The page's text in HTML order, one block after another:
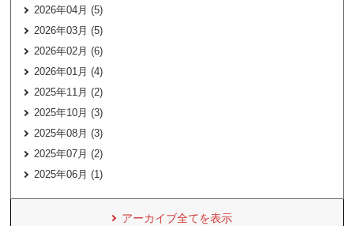
2026年04月 (5)
2026年03月 (5)
2026年02月 (6)
2026年01月 (4)
2025年11月 (2)
2025年10月 (3)
2025年08月 (3)
2025年07月 (2)
2025年06月 (1)
アーカイブ全てを表示